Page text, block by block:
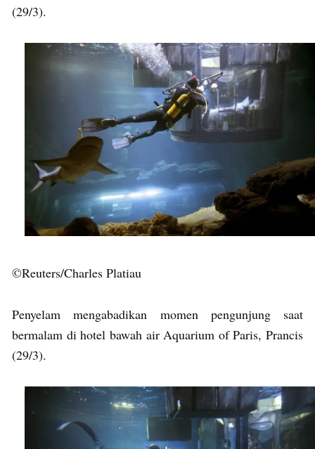
(29/3).
©Reuters/Charles Platiau
Penyelam mengabadikan momen pengunjung saat
bermalam di hotel bawah air Aquarium of Paris, Prancis
(29/3).